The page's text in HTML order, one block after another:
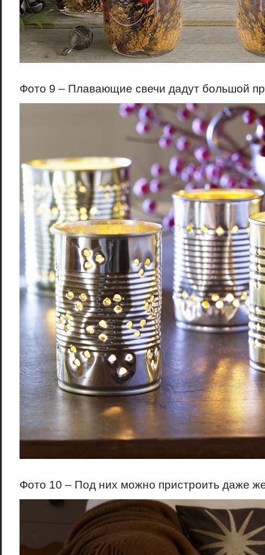
Фото 9 – Плавающие свечи дадут большой
Фото 10 – Под них можно пристроить даже